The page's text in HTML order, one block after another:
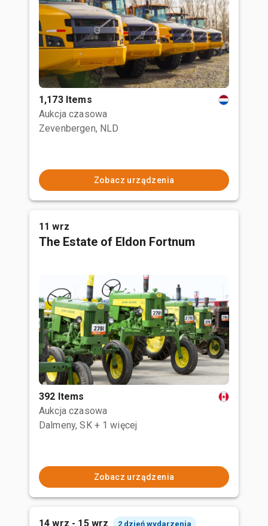
1,173 Items
Aukcja czasowa
Zevenbergen, NLD
Zobacz urządzenia
11 wrz
The Estate of Eldon Fortnum
392 Items
Aukcja czasowa
Dalmeny, SK + 1 więcej
Zobacz urządzenia
14 wrz - 15 wrz 2 dzień wydarzenia